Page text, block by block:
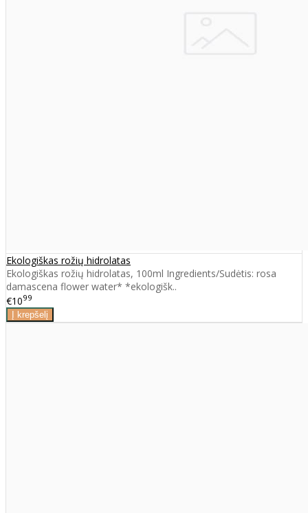
Ekologiškas rožių hidrolatas
Ekologiškas rožių hidrolatas, 100ml Ingredients/Sudėtis: rosa
damascena flower water* *ekologišk..
€1099